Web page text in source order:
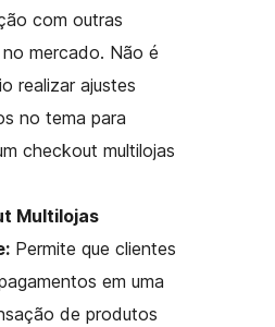
com outras
mercado. Não é
realizar ajustes
no tema para
checkout multilojas
Multilojas
Permite que clientes
em uma
de produtos